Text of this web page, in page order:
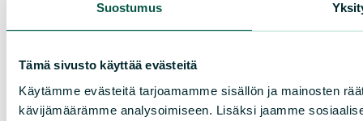
Suostumus
Tämä sivusto käyttää evästeitä
Käytämme evästeitä tarjoamamme sisällön ja mainosten
kävijämäärämme analysoimiseen. Lisäksi jaamme